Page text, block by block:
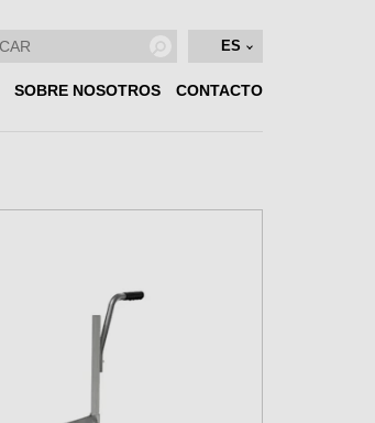
ES
SOBRE NOSOTROS CONTACTO